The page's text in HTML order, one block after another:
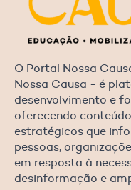
O Portal Nossa
Nossa Causa - é
desenvolvimento e
oferecendo
estratégicos que
pessoas,
em resposta à
desinformação e